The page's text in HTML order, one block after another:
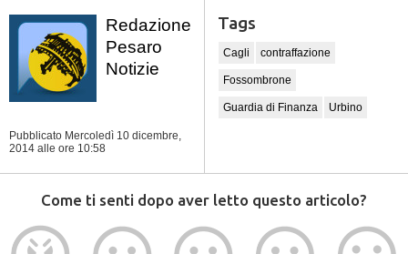
Redazione
Pesaro
Notizie
Pubblicato Mercoledì 10 dicembre,
2014 alle ore 10:58
Tags
Cagli contraffazione
Fossombrone
Guardia di Finanza Urbino
Come ti senti dopo aver letto questo articolo?